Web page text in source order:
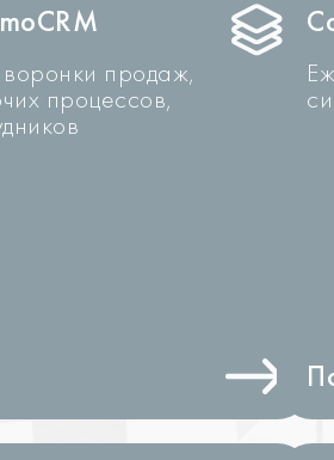
продаж,
процессов,